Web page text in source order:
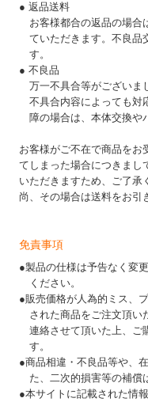
● 返品送料
お客様都合の返品の場合
ていただきます。不良品
す。
● 不良品
万一不具合等がございま
不具合内容によっても対
障の場合は、本体交換や
お客様がご不在で商品をお
てしまった場合につきまし
いただきますため、ご了承
尚、その場合は送料をお引
免責事項
●製品の仕様は予告なく変
ください。
●販売価格が人為的ミス、
された商品をご注文頂い
連絡させて頂いた上、ご
す。
●商品相違・不良品等や、
た、二次的損害等の補償
●本サイトに記載された情